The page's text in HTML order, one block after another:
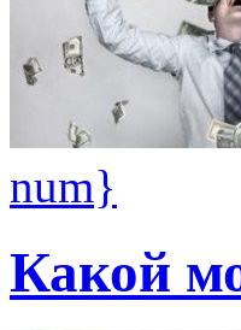
num}
Какой